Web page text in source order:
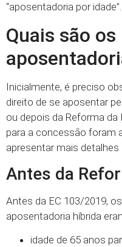
“aposentadoria por idade”.
Quais são
Inicialmente, é preciso
direito de se aposentar
ou depois da Reforma da
para a concessão foram
apresentar mais
Antes da
Antes da EC 103/2019,
aposentadoria híbrida
idade de 65 anos